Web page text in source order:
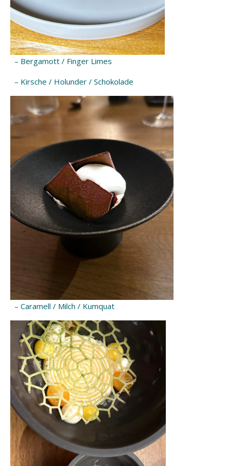
– Bergamott / Finger Limes
– Kirsche / Holunder / Schokolade
– Caramell / Milch / Kumquat